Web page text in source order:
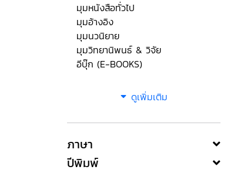
มุมหนังสือทั่วไป
มุมอ้างอิง
มุมนวนิยาย
มุมวิทยานิพนธ์ & วิจัย
อีบุ๊ก (E-BOOKS)
ดูเพิ่มเติม
ภาษา
ปีพิมพ์